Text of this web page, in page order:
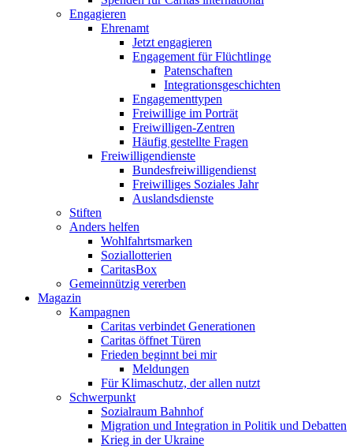
Engagieren
Ehrenamt
Jetzt engagieren
Engagement für Flüchtlinge
Patenschaften
Integrationsgeschichten
Engagementtypen
Freiwillige im Porträt
Freiwilligen-Zentren
Häufig gestellte Fragen
Freiwilligendienste
Bundesfreiwilligendienst
Freiwilliges Soziales Jahr
Auslandsdienste
Stiften
Anders helfen
Wohlfahrtsmarken
Soziallotterien
CaritasBox
Gemeinnützig vererben
Magazin
Kampagnen
Caritas verbindet Generationen
Caritas öffnet Türen
Frieden beginnt bei mir
Meldungen
Für Klimaschutz, der allen nutzt
Schwerpunkt
Sozialraum Bahnhof
Migration und Integration in Politik und Debatten
Krieg in der Ukraine